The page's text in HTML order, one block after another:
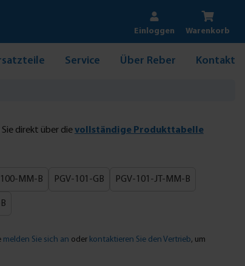
Einloggen Warenkorb
Service Über Reber Kontakt
direkt über dievollständige Produkttabelle
100-MM-B PGV-101-GB PGV-101-JT-MM-B
melden Sie sich an oder kontaktieren Sie den Vertrieb, um